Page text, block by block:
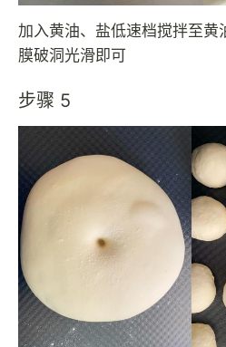
加入黄油、盐低速档搅拌至黄
膜破洞光滑即可
步骤 5